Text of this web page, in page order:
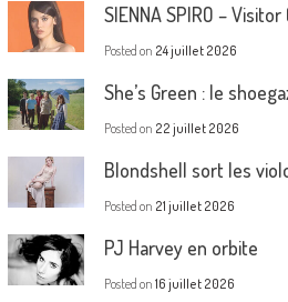
SIENNA SPIRO –
Posted on 24 juillet 2026
She’s Green : le
Posted on 22 juillet 2026
Blondshell sort les
Posted on 21 juillet 2026
PJ Harvey en orbite
Posted on 16 juillet 2026